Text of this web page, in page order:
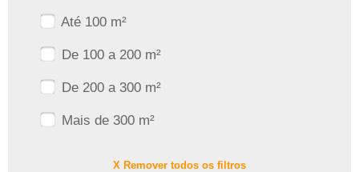
Até 100 m²
De 100 a 200 m²
De 200 a 300 m²
Mais de 300 m²
X Remover todos os filtros